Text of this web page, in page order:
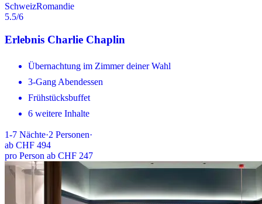
SchweizRomandie
5.5/6
Erlebnis Charlie Chaplin
Übernachtung im Zimmer deiner Wahl
3-Gang Abendessen
Frühstücksbuffet
6 weitere Inhalte
1-7 Nächte·2 Personen·
ab CHF 494
pro Person ab CHF 247